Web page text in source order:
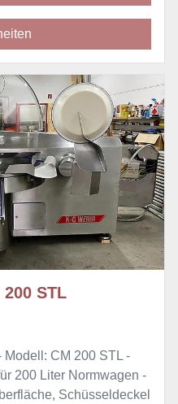
STL
Modell: CM 200 STL -
200 Liter Normwagen -
Schüsseldeckel